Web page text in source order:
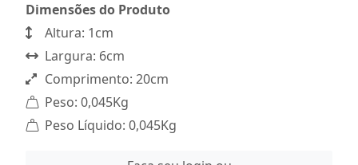
Dimensões do Produto
Altura: 1cm
Largura: 6cm
Comprimento: 20cm
Peso: 0,045Kg
Peso Líquido: 0,045Kg